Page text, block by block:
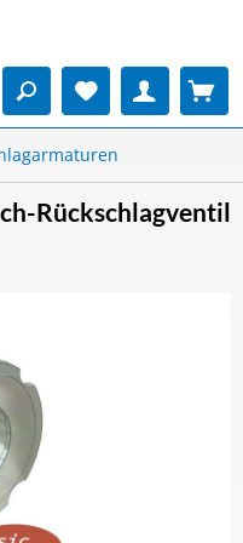
Rückschlagventil